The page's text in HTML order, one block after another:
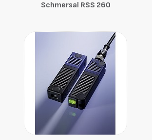
Schmersal RSS 260